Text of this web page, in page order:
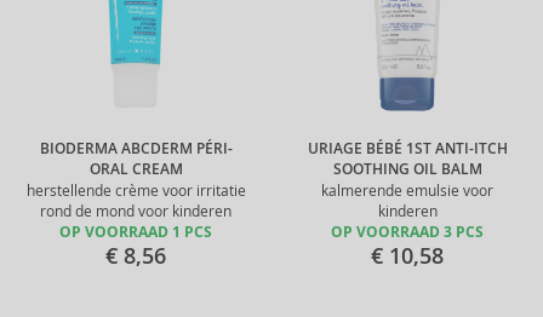
BIODERMA ABCDERM PÉRI-
ORAL CREAM
herstellende crème voor irritatie
rond de mond voor kinderen
OP VOORRAAD 1 PCS
€ 8,56
URIAGE BÉBÉ 1ST ANTI-ITCH
SOOTHING OIL BALM
kalmerende emulsie voor
kinderen
OP VOORRAAD 3 PCS
€ 10,58